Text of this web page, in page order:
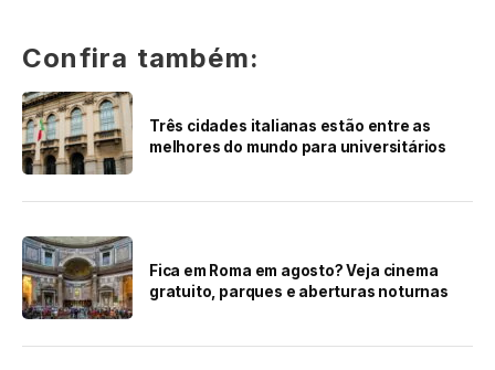
Confira também:
Três cidades italianas estão entre as
melhores do mundo para universitários
Fica em Roma em agosto? Veja cinema
gratuito, parques e aberturas noturnas